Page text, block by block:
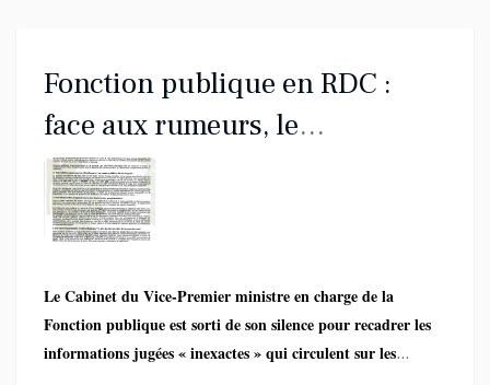
Fonction publique en RDC :
face aux rumeurs, le
gouvernement détaille ses
réformes et rassure les agents
Le Cabinet du Vice-Premier ministre en charge de la
Fonction publique est sorti de son silence pour recadrer les
informations jugées « inexactes » qui circulent sur les